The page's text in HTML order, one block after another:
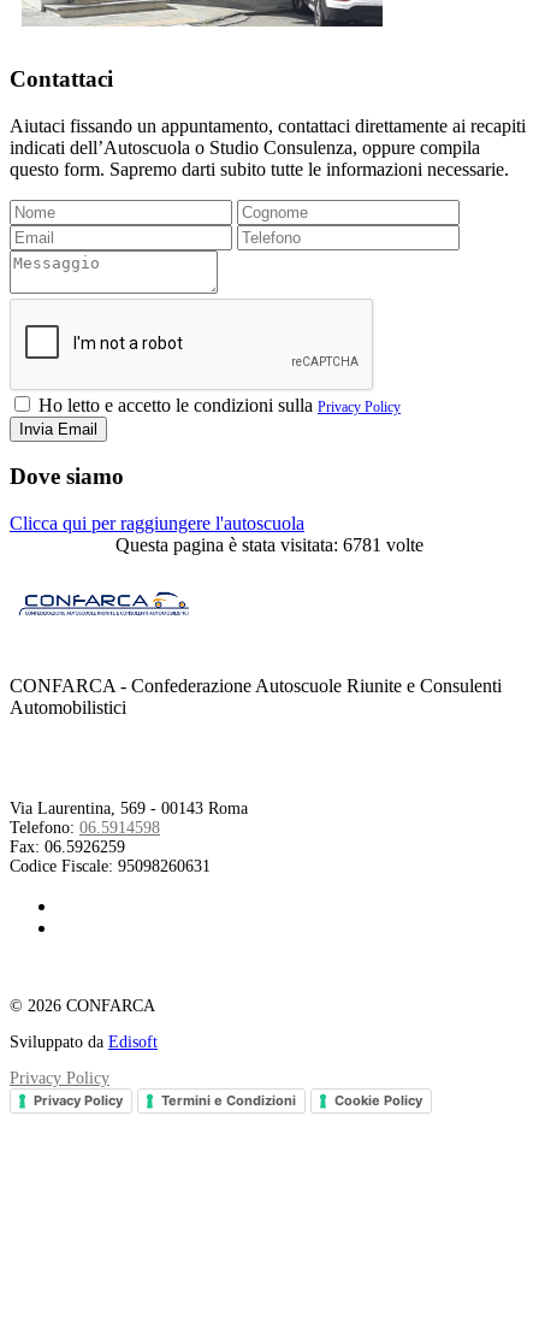
Contattaci
Aiutaci fissando un appuntamento, contattaci direttamente ai recapiti
indicati dell’Autoscuola o Studio Consulenza, oppure compila
questo form. Sapremo darti subito tutte le informazioni necessarie.
Ho letto e accetto le condizioni sulla Privacy Policy
Dove siamo
Clicca qui per raggiungere l'autoscuola
Questa pagina è stata visitata: 6781 volte
CONFARCA - Confederazione Autoscuole Riunite e Consulenti
Automobilistici
Via Laurentina, 569 - 00143 Roma
Telefono: 06.5914598
Fax: 06.5926259
Codice Fiscale: 95098260631
© 2026 CONFARCA
Sviluppato da Edisoft
Privacy Policy
Privacy Policy Termini e Condizioni Cookie Policy